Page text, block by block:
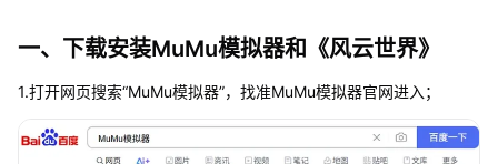
一、下载安装MuMu模拟器和《风云世界》
1.打开网页搜索“MuMu模拟器”，找准MuMu模拟器官网进入；